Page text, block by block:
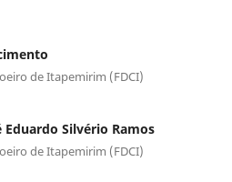
de Itapemirim (FDCI)
Silvério Ramos
de Itapemirim (FDCI)